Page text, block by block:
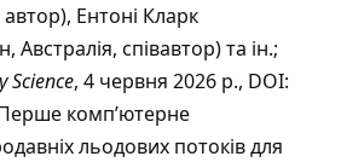
Ентоні Кларк
Австралія, співавтор) та ін.;
Science, 4 червня 2026 р., DOI:
комп’ютерне
льодових потоків для